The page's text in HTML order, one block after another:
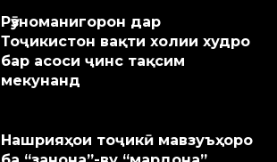
Рӯзноманигорон дар
Тоҷикистон вақти холии худро
бар асоси ҷинс тақсим
мекунанд
Нашрияҳои тоҷикӣ мавзуъҳоро